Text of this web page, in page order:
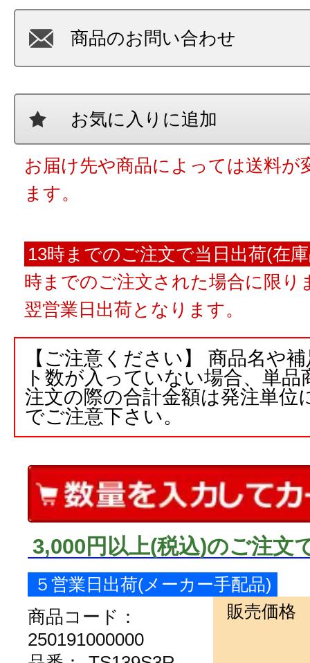
商品のお問い合わせ
お気に入りに追加
お届け先や商品によっては送料が
ます。
13時までのご注文で当日出荷(在
時までのご注文された場合に限り
翌営業日出荷となります。
【ご注意ください】 商品名や
ト数が入っていない場合、単
注文の際の合計金額は発注単位
でご注意下さい。
3,000円以上(税込)のご注文
５営業日出荷(メーカー手配品)
商品コード：
250191000000
販売価格